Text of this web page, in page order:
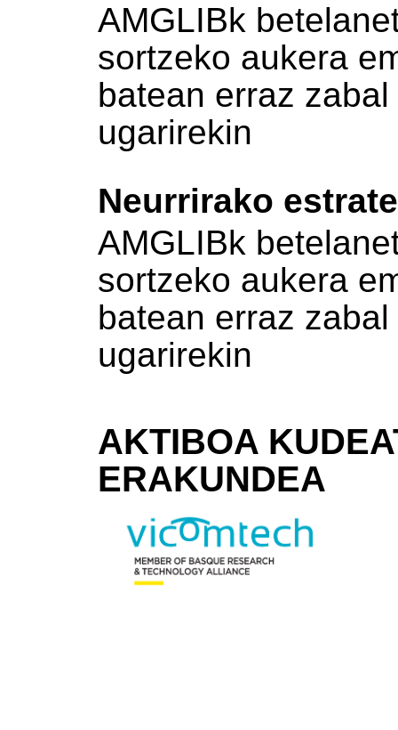
AMGLIBk
sortzeko aukera
batean erraz
ugarirekin
Neurrirako
AMGLIBk
sortzeko aukera
batean erraz
ugarirekin
AKTIBOA
ERAKUNDEA